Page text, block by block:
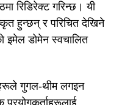
रिडिरेक्ट गरिन्छ। यी
हुन्छन् र परिचित देखिने
इमेल डोमेन स्वचालित
गुगल-थीम लगइन